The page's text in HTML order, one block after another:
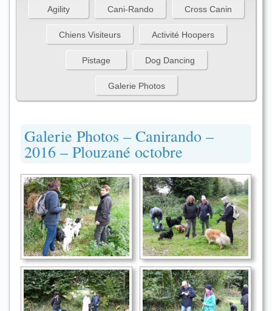
Agility Cani-Rando Cross Canin
Chiens Visiteurs Activité Hoopers
Pistage Dog Dancing
Galerie Photos
Galerie Photos – Canirando –
2016 – Plouzané octobre